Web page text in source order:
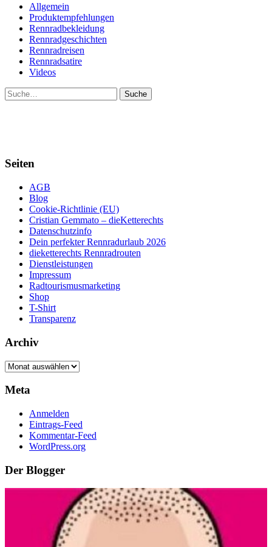
Allgemein
Produktempfehlungen
Rennradbekleidung
Rennradgeschichten
Rennradreisen
Rennradsatire
Videos
Suche
Seiten
AGB
Blog
Cookie-Richtlinie (EU)
Cristian Gemmato – dieKetterechts
Datenschutzinfo
Dein perfekter Rennradurlaub 2026
dieketterechts Rennradrouten
Dienstleistungen
Impressum
Radtourismusmarketing
Shop
T-Shirt
Transparenz
Archiv
Archiv
Meta
Anmelden
Eintrags-Feed
Kommentar-Feed
WordPress.org
Der Blogger